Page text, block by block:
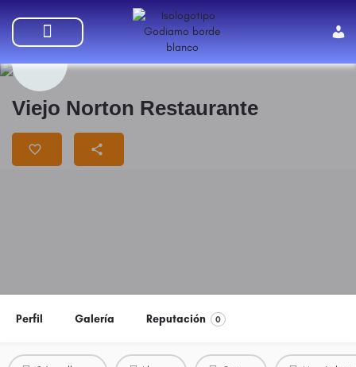
Viejo Norton Restaurante
Perfil Galería Reputación 0